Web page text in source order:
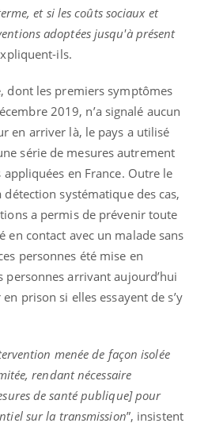
et si les coûts sociaux et
adoptées jusqu'à présent
ils.
dont les premiers symptômes
2019, n’a signalé aucun
en arriver là, le pays a utilisé
série de mesures autrement
en France. Outre le
systématique des cas,
a permis de prévenir toute
en contact avec un malade sans
personnes été mise en
personnes arrivant aujourd’hui
prison si elles essayent de s’y
menée de façon isolée
rendant nécessaire
de santé publique] pour
sur la transmission”, insistent